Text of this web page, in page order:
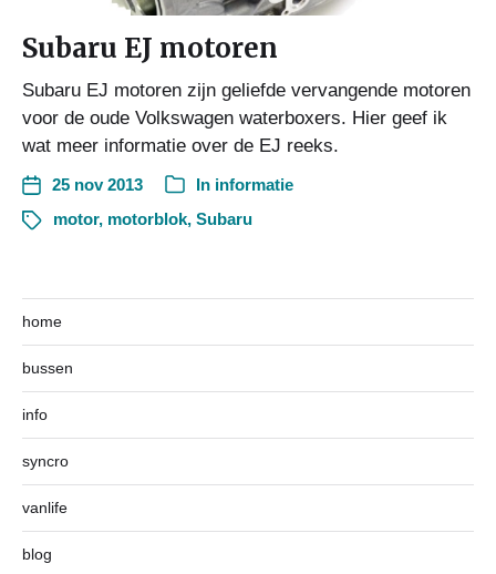
Subaru EJ motoren
Subaru EJ motoren zijn geliefde vervangende motoren
voor de oude Volkswagen waterboxers. Hier geef ik
wat meer informatie over de EJ reeks.
25 nov 2013 In informatie
motor, motorblok, Subaru
home
bussen
info
syncro
vanlife
blog